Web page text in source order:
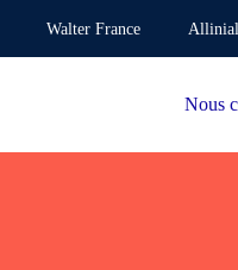
Walter France
Nous